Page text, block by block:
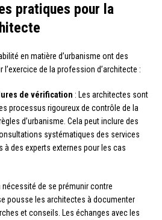
pratiques pour la
en matière d’urbanisme ont des
de la profession d’architecte :
de vérification : Les architectes sont
processus rigoureux de contrôle de la
d’urbanisme. Cela peut inclure des
systématiques des services
à des experts externes pour les cas
nécessité de se prémunir contre
pousse les architectes à documenter
et conseils. Les échanges avec les